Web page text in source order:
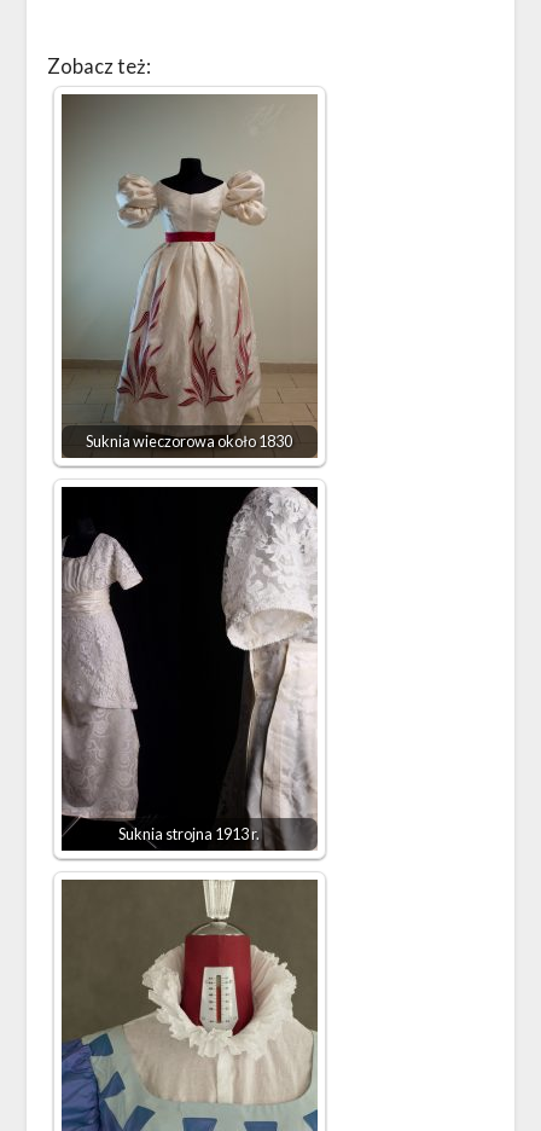
Zobacz też:
Suknia wieczorowa około 1830
Suknia strojna 1913 r.